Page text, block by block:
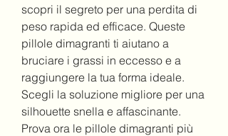
scopri il segreto per una perdita di
peso rapida ed efficace. Queste
pillole dimagranti ti aiutano a
bruciare i grassi in eccesso e a
raggiungere la tua forma ideale.
Scegli la soluzione migliore per una
silhouette snella e affascinante.
Prova ora le pillole dimagranti più